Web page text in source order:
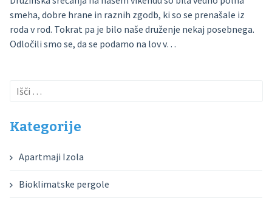
smeha, dobre hrane in raznih zgodb, ki so se prenašale iz
roda v rod. Tokrat pa je bilo naše druženje nekaj posebnega.
Odločili smo se, da se podamo na lov v…
Išči:
Kategorije
Apartmaji Izola
Bioklimatske pergole